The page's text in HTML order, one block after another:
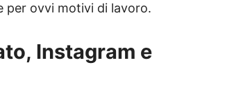
per ovvi motivi di lavoro.
Instagram e